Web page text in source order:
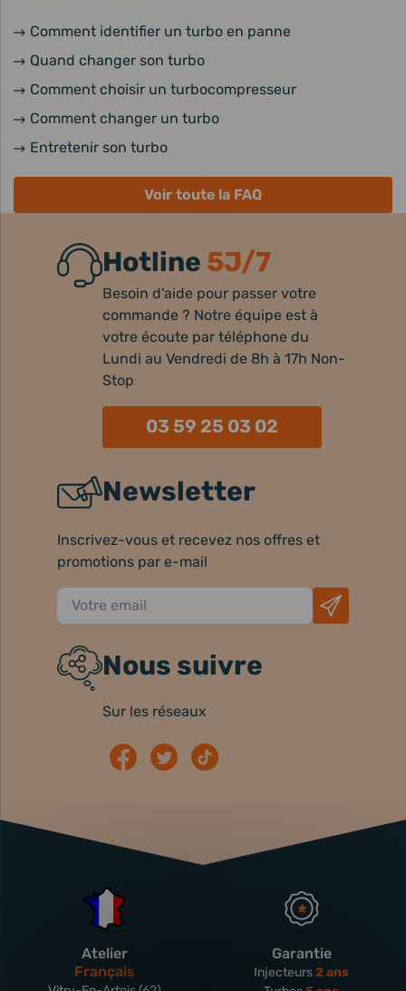
Comment identifier un turbo en panne
Quand changer son turbo
Comment choisir un turbocompresseur
Comment changer un turbo
Entretenir son turbo
Voir toute la FAQ
Hotline 5J/7
Besoin d'aide pour passer votre
commande ? Notre équipe est à
votre écoute par téléphone du
Lundi au Vendredi de 8h à 17h Non-
Stop
03 59 25 03 02
Newsletter
Inscrivez-vous et recevez nos offres et
promotions par e-mail
Nous suivre
Sur les réseaux
Atelier
Français
Garantie
Injecteurs2 ans